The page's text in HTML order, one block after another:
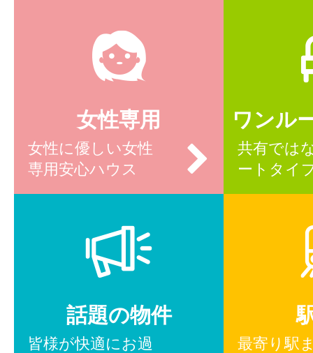
女性専用
女性に優しい女性
専用安心ハウス
ワンル
共有では
ートタイ
話題の物件
皆様が快適にお過
最寄り駅